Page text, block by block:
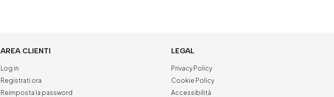
AREA CLIENTI
Log in
Registrati ora
Reimposta la password
LEGAL
Privacy Policy
Cookie Policy
Accessibilità